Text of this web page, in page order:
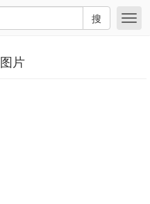
搜
片